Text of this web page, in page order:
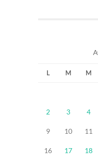
L M M
2 3 4
9 10 11
16 17 18